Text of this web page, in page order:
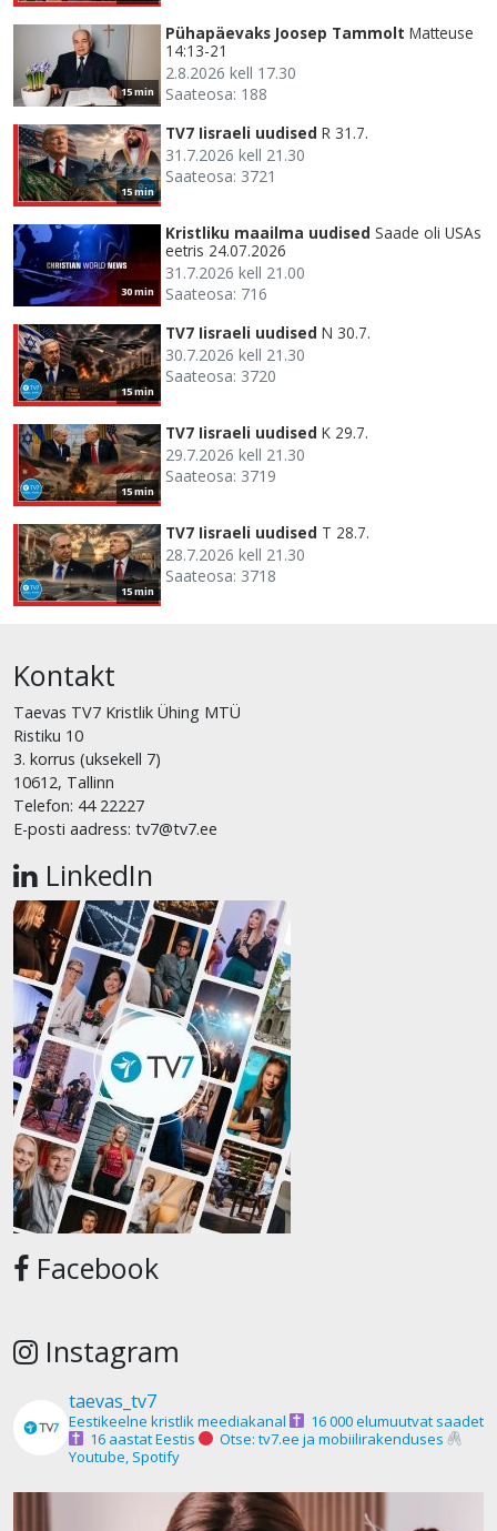
15 min
Pühapäevaks Joosep Tammolt Matteuse
14:13-21
2.8.2026 kell 17.30
Saateosa: 188
15 min
TV7 Iisraeli uudised R 31.7.
31.7.2026 kell 21.30
Saateosa: 3721
30 min
Kristliku maailma uudised Saade oli USAs
eetris 24.07.2026
31.7.2026 kell 21.00
Saateosa: 716
15 min
TV7 Iisraeli uudised N 30.7.
30.7.2026 kell 21.30
Saateosa: 3720
15 min
TV7 Iisraeli uudised K 29.7.
29.7.2026 kell 21.30
Saateosa: 3719
15 min
TV7 Iisraeli uudised T 28.7.
28.7.2026 kell 21.30
Saateosa: 3718
Kontakt
Taevas TV7 Kristlik Ühing MTÜ
Ristiku 10
3. korrus (uksekell 7)
10612, Tallinn
Telefon: 44 22227
E-posti aadress: tv7@tv7.ee
LinkedIn
Facebook
Instagram
taevas_tv7
Eestikeelne kristlik meediakanal
16 000 elumuutvat saadet
16 aastat Eestis
Otse: tv7.ee ja mobiilirakenduses
Youtube, Spotify